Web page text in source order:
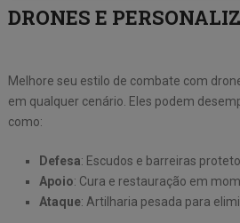
DRONES E
Melhore seu estilo de combate com
em qualquer cenário. Eles podem
como:
Defesa: Escudos e barreiras
Apoio: Cura e restauração em
Ataque: Artilharia pesada para